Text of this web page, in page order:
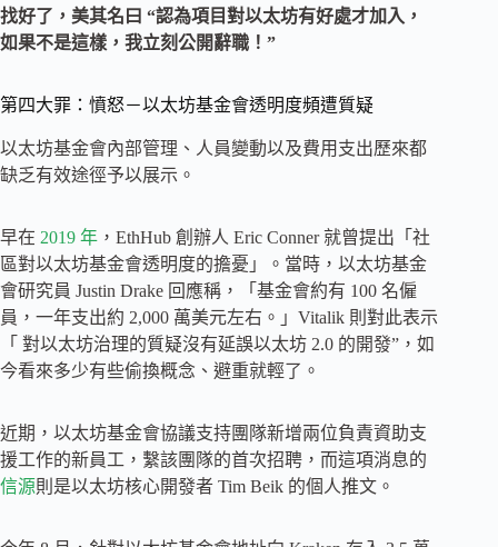
找好了，美其名曰 “認為項目對以太坊有好處才加入，
如果不是這樣，我立刻公開辭職！”
第四大罪：憤怒－以太坊基金會透明度頻遭質疑
以太坊基金會內部管理、人員變動以及費用支出歷來都
缺乏有效途徑予以展示。
早在 2019 年 ，EthHub 創辦人 Eric Conner 就曾提出「社
區對以太坊基金會透明度的擔憂」。當時，以太坊基金
會研究員 Justin Drake 回應稱，「基金會約有 100 名僱
員，一年支出約 2,000 萬美元左右。」Vitalik 則對此表示
「 對以太坊治理的質疑沒有延誤以太坊 2.0 的開發”，如
今看來多少有些偷換概念、避重就輕了。
近期，以太坊基金會協議支持團隊新增兩位負責資助支
援工作的新員工，繫該團隊的首次招聘，而這項消息的
信源則是以太坊核心開發者 Tim Beik 的個人推文。